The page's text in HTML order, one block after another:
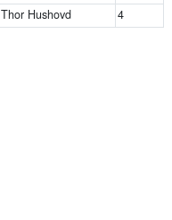
Thor Hushovd
4